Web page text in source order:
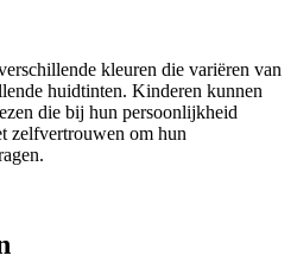
kleuren die variëren van
huidtinten. Kinderen kunnen
die bij hun persoonlijkheid
zelfvertrouwen om hun